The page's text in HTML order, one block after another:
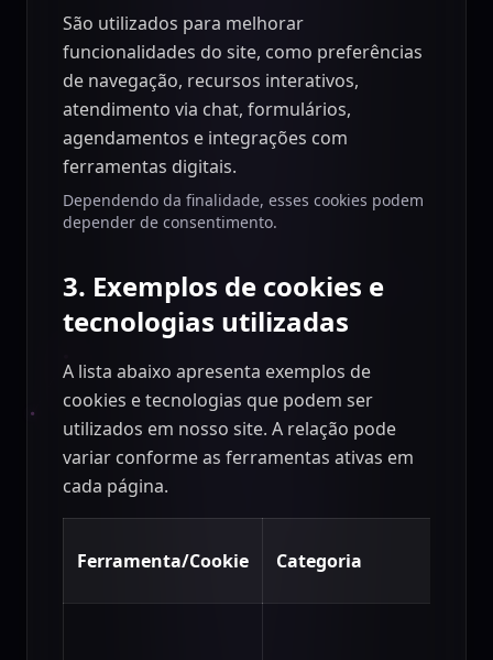
São utilizados para melhorar
funcionalidades do site, como preferências
de navegação, recursos interativos,
atendimento via chat, formulários,
agendamentos e integrações com
ferramentas digitais.
Dependendo da finalidade, esses cookies podem
depender de consentimento.
3. Exemplos de cookies e
tecnologias utilizadas
A lista abaixo apresenta exemplos de
cookies e tecnologias que podem ser
utilizados em nosso site. A relação pode
variar conforme as ferramentas ativas em
cada página.
Ferramenta/Cookie Categoria